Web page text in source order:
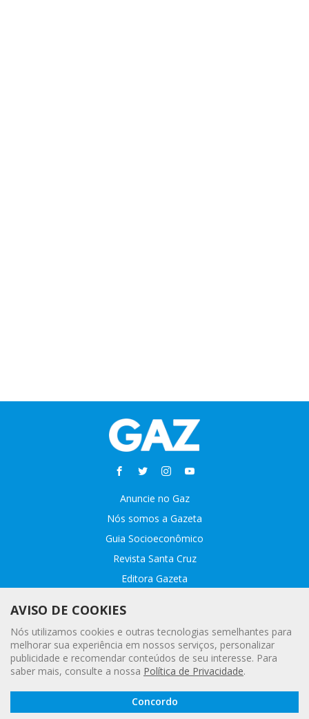
Leia a
Digital
Anuncie no Gaz
Nós somos a Gazeta
Guia Socioeconômico
Revista Santa Cruz
Editora Gazeta
Fale conosco
Webmail
Assinatura Premiada
Política Geral de Privacidade e Proteção
de Dados Pessoais
AVISO DE COOKIES
Nós utilizamos cookies e outras tecnologias semelhantes para
melhorar sua experiência em nossos serviços, personalizar
publicidade e recomendar conteúdos de seu interesse. Para
saber mais, consulte a nossa Política de Privacidade.
Concordo